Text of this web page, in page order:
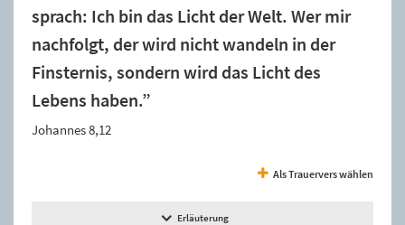
sprach: Ich bin das Licht der Welt. Wer mir
nachfolgt, der wird nicht wandeln in der
Finsternis, sondern wird das Licht des
Lebens haben.”
Johannes 8,12
Als Trauervers wählen
Erläuterung